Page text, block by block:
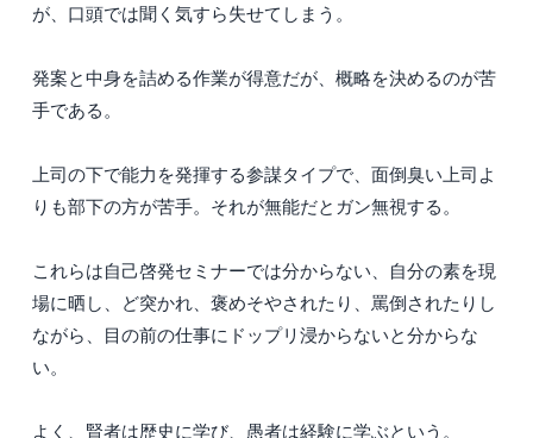
が、口頭では聞く気すら失せてしまう。
発案と中身を詰める作業が得意だが、概略を決めるのが苦
手である。
上司の下で能力を発揮する参謀タイプで、面倒臭い上司よ
りも部下の方が苦手。それが無能だとガン無視する。
これらは自己啓発セミナーでは分からない、自分の素を現
場に晒し、ど突かれ、褒めそやされたり、罵倒されたりし
ながら、目の前の仕事にドップリ浸からないと分からな
い。
よく、賢者は歴史に学び、愚者は経験に学ぶという。